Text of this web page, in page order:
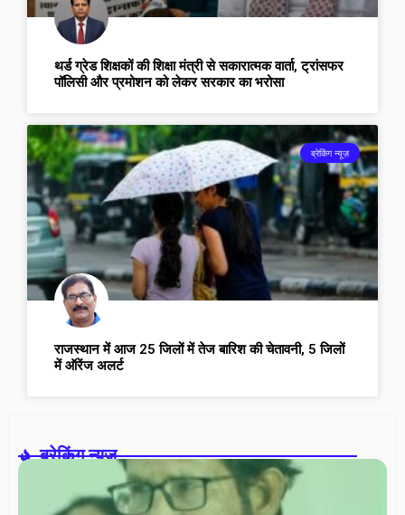
थर्ड ग्रेड शिक्षकों की शिक्षा मंत्री से सकारात्मक वार्ता, ट्रांसफर
पॉलिसी और प्रमोशन को लेकर सरकार का भरोसा
ब्रेकिंग न्यूज़
राजस्थान में आज 25 जिलों में तेज बारिश की चेतावनी, 5 जिलों
में ऑरेंज अलर्ट
ब्रेकिंग न्यूज़-